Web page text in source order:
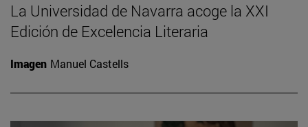
La Universidad de Navarra acoge la XXI
Edición de Excelencia Literaria
Imagen Manuel Castells